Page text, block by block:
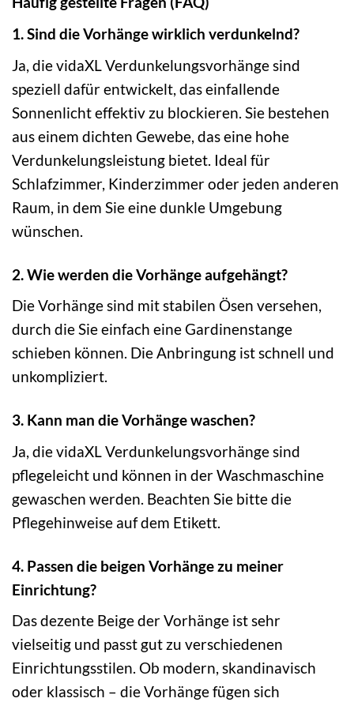
1. Sind die Vorhänge wirklich verdunkelnd?
Ja, die vidaXL Verdunkelungsvorhänge sind
speziell dafür entwickelt, das einfallende
Sonnenlicht effektiv zu blockieren. Sie bestehen
aus einem dichten Gewebe, das eine hohe
Verdunkelungsleistung bietet. Ideal für
Schlafzimmer, Kinderzimmer oder jeden anderen
Raum, in dem Sie eine dunkle Umgebung
wünschen.
2. Wie werden die Vorhänge aufgehängt?
Die Vorhänge sind mit stabilen Ösen versehen,
durch die Sie einfach eine Gardinenstange
schieben können. Die Anbringung ist schnell und
unkompliziert.
3. Kann man die Vorhänge waschen?
Ja, die vidaXL Verdunkelungsvorhänge sind
pflegeleicht und können in der Waschmaschine
gewaschen werden. Beachten Sie bitte die
Pflegehinweise auf dem Etikett.
4. Passen die beigen Vorhänge zu meiner
Einrichtung?
Das dezente Beige der Vorhänge ist sehr
vielseitig und passt gut zu verschiedenen
Einrichtungsstilen. Ob modern, skandinavisch
oder klassisch – die Vorhänge fügen sich